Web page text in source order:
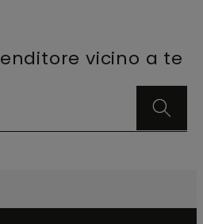
in alluminio Incizo per
vicino a te